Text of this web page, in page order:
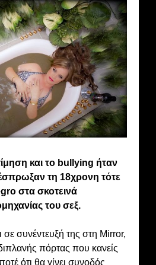
και το bullying ήταν
τη 18χρονη τότε
στα σκοτεινά
του σεξ.
συνέντευξή της στη Mirror,
πόρτας που κανείς
ότι θα γίνει συνοδός